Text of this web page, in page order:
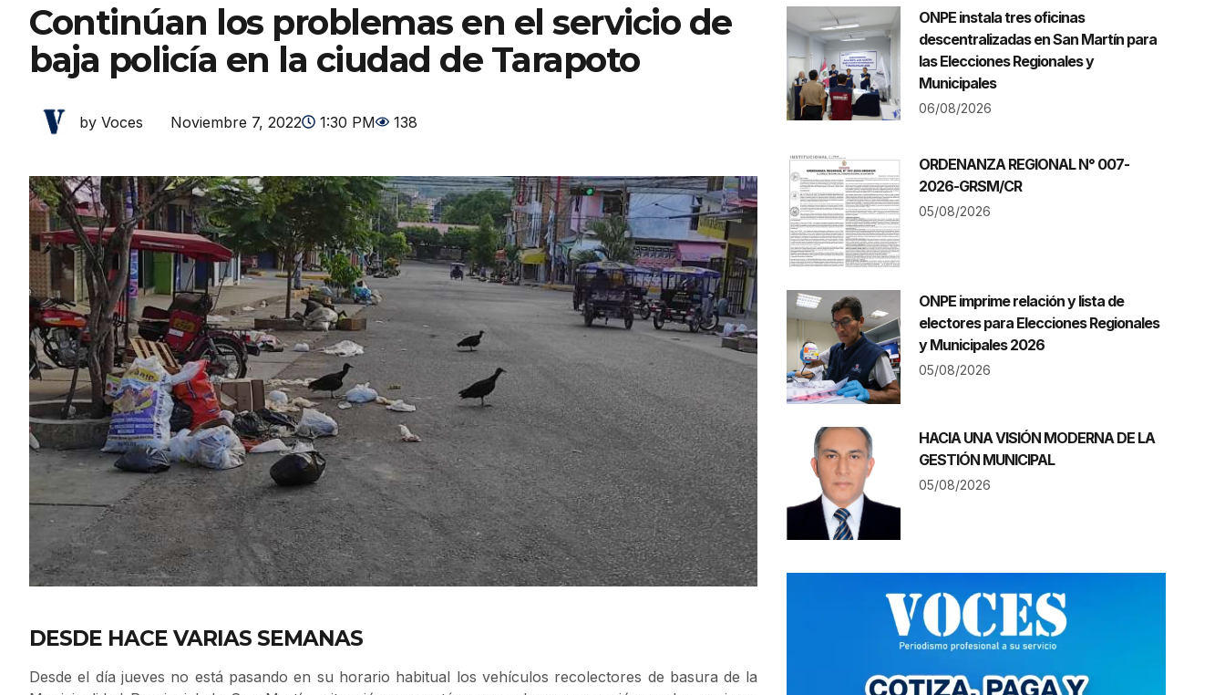
Continúan los problemas en el servicio de
baja policía en la ciudad de Tarapoto
by Voces Noviembre 7, 2022 1:30 PM 138
DESDE HACE VARIAS SEMANAS
Desde el día jueves no está pasando en su horario habitual los vehículos recolectores de basura de la
ONPE instala tres oficinas
descentralizadas en San Martín para
las Elecciones Regionales y
Municipales
06/08/2026
ORDENANZA REGIONAL N° 007-
2026-GRSM/CR
05/08/2026
ONPE imprime relación y lista de
electores para Elecciones Regionales
y Municipales 2026
05/08/2026
HACIA UNA VISIÓN MODERNA DE LA
GESTIÓN MUNICIPAL
05/08/2026